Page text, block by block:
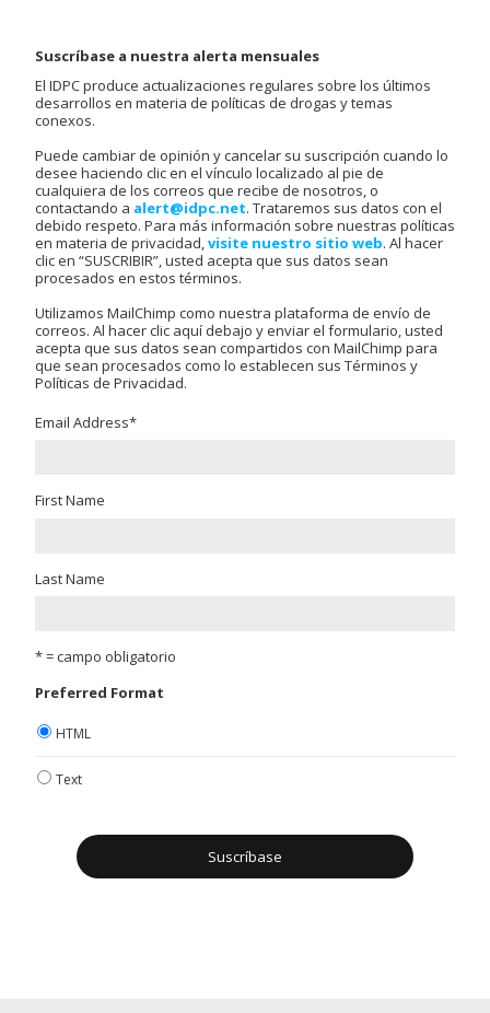
Suscríbase a nuestra alerta mensuales
El IDPC produce actualizaciones regulares sobre los últimos
desarrollos en materia de políticas de drogas y temas
conexos.
Puede cambiar de opinión y cancelar su suscripción cuando lo
desee haciendo clic en el vínculo localizado al pie de
cualquiera de los correos que recibe de nosotros, o
contactando a alert@idpc.net. Trataremos sus datos con el
debido respeto. Para más información sobre nuestras políticas
en materia de privacidad,visite nuestro sitio web. Al hacer
clic en “SUSCRIBIR”, usted acepta que sus datos sean
procesados en estos términos.
Utilizamos MailChimp como nuestra plataforma de envío de
correos. Al hacer clic aquí debajo y enviar el formulario, usted
acepta que sus datos sean compartidos con MailChimp para
que sean procesados como lo establecen sus Términos y
Políticas de Privacidad.
Email Address*
First Name
Last Name
* = campo obligatorio
Preferred Format
HTML
Text